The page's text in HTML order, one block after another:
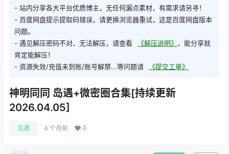
- 站内分享各大平台优质博主，无任何漏点素材，有需求请另寻！
- 百度网盘提示提取码错误，请更换浏览器重试，这是百度网盘版本
问题。
- 遇见解压密码不对、无法解压，请查看
《解压说明》 ，能分享就
肯定能解压！
- 资源失效/充值未到账/账号解禁...等问题请
《提交工单》
神明同同 岛遇+微密圈合集[持续更新
2026.04.05]
岛遇 4 个月前 0